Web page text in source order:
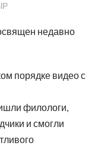
недавно
порядке видео с
филологи,
и смогли